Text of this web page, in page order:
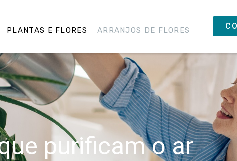
PLANTAS E FLORES ARRANJOS DE FLORES
purificam o ar